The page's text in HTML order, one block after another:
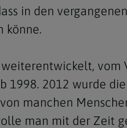
in den
könne.
1998. 2012 wurde
manchen
man mit der Zeit